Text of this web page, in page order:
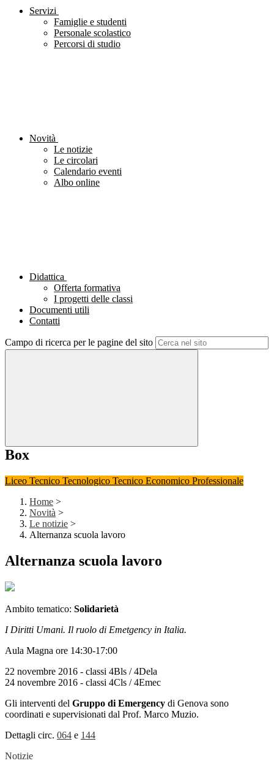
Servizi
Famiglie e studenti
Personale scolastico
Percorsi di studio
Novità
Le notizie
Le circolari
Calendario eventi
Albo online
Didattica
Offerta formativa
I progetti delle classi
Documenti utili
Contatti
Campo di ricerca per le pagine del sito
Box
Liceo Tecnico Tecnologico Tecnico Economico Professionale
Home >
Novità >
Le notizie >
Alternanza scuola lavoro
Alternanza scuola lavoro
Ambito tematico: Solidarietà
I Diritti Umani. Il ruolo di Emetgency in Italia.
Aula Magna ore 14:30-17:00
22 novembre 2016 - classi 4Bls / 4Dela
24 novembre 2016 - classi 4Cls / 4Emec
Gli interventi del Gruppo di Emergency di Genova sono
coordinati e supervisionati dal Prof. Marco Muzio.
Dettagli circ. 064 e 144
Notizie